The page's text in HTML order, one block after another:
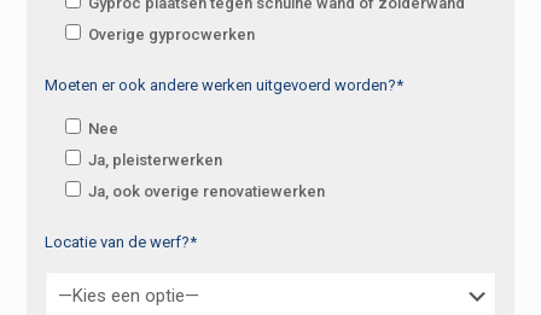
Overige gyprocwerken
Moeten er ook andere werken uitgevoerd worden?*
Nee
Ja, pleisterwerken
Ja, ook overige renovatiewerken
Locatie van de werf?*